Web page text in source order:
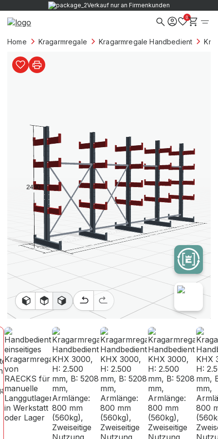
Verkauf nur an Firmenkunden
0
Home Kragarmregale Kragarmregale Handbedient